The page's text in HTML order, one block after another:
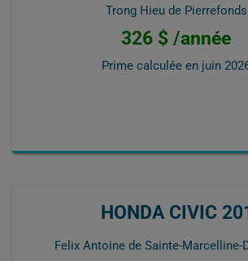
Trong Hieu de Pierrefonds
326 $ /année
Prime calculée en juin
HONDA CIVIC
Felix Antoine de Sainte-Marcelline-